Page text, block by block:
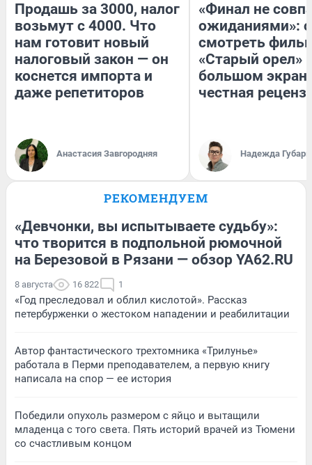
Продашь за 3000, налог
возьмут с 4000. Что
нам готовит новый
налоговый закон — он
коснется импорта и
даже репетиторов
Анастасия Завгородняя
«Финал не
ожиданиями»:
смотреть
«Старый орел»
большом
честная
Надежда Губарь
РЕКОМЕНДУЕМ
«Девчонки, вы испытываете судьбу»:
что творится в подпольной рюмочной
на Березовой в Рязани — обзор YA62.RU
8 августа 16 822 1
«Год преследовал и облил кислотой». Рассказ
петербурженки о жестоком нападении и реабилитации
Автор фантастического трехтомника «Трилунье»
работала в Перми преподавателем, а первую книгу
написала на спор — ее история
Победили опухоль размером с яйцо и вытащили
младенца с того света. Пять историй врачей из Тюмени
со счастливым концом